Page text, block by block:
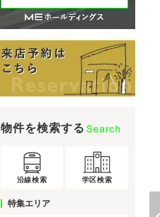
物件を検索する
沿線検索 学区検索
特集エリア